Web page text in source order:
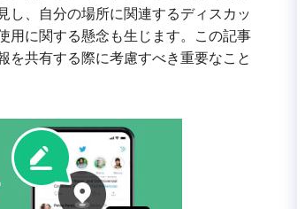
し、自分の場所に関連するディスカッ
用に関する懸念も生じます。この記事
を共有する際に考慮すべき重要なこと